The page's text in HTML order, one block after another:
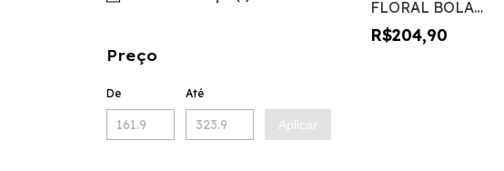
Preço
De Até
Aplicar
FLORAL BOLA
12 com rede -
caixa com 12
R$204,90